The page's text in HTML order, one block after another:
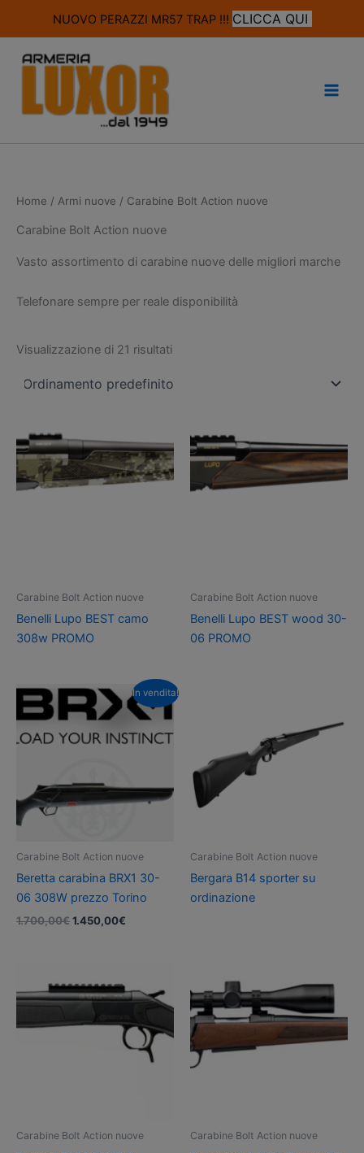
NUOVO PERAZZI MR57 TRAP !!! CLICCA QUI
Home / Armi nuove / Carabine Bolt Action nuove
Carabine Bolt Action nuove
Vasto assortimento di carabine nuove delle migliori marche
Telefonare sempre per reale disponibilità
Visualizzazione di 21 risultati
Carabine Bolt Action nuove
Benelli Lupo BEST camo
308w PROMO
Carabine Bolt Action nuove
Benelli Lupo BEST wood 30-
06 PROMO
In vendita!
Carabine Bolt Action nuove
Beretta carabina BRX1 30-
06 308W prezzo Torino
1.700,00€Il
1.450,00€
Carabine Bolt Action nuove
Bergara B14 sporter su
ordinazione
Carabine Bolt Action nuove Carabine Bolt Action nuove